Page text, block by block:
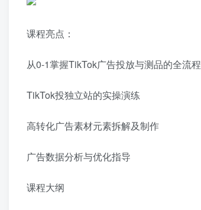
课程亮点：
从0-1掌握TikTok广告投放与测品的全流程
TikTok投独立站的实操演练
高转化广告素材元素拆解及制作
广告数据分析与优化指导
课程大纲